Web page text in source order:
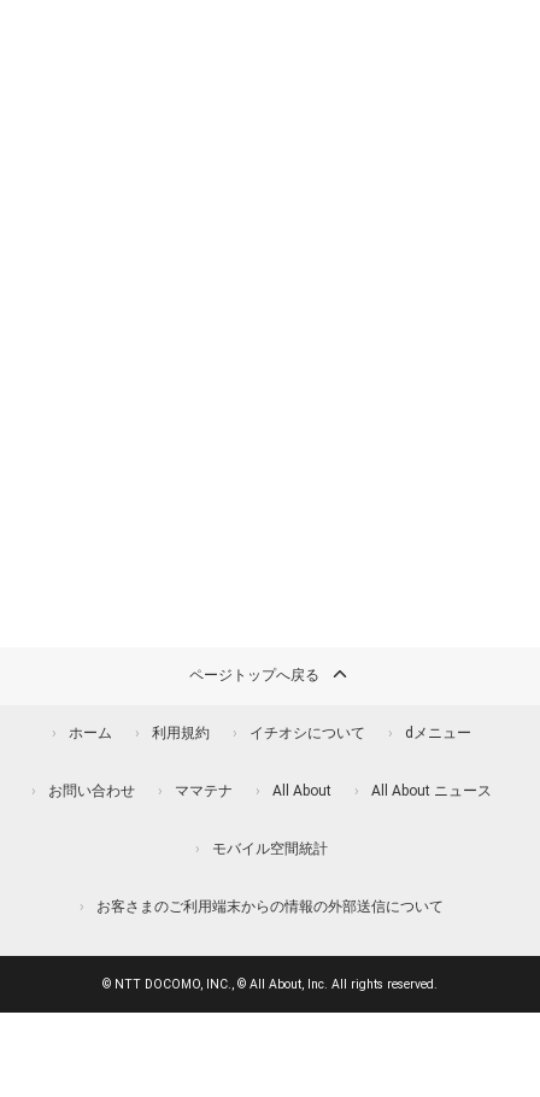
ページトップへ戻る
ホーム 利用規約 イチオシについて dメニュー
お問い合わせ ママテナ All About All About ニュース
モバイル空間統計
お客さまのご利用端末からの情報の外部送信について
© NTT DOCOMO, INC., © All About, Inc. All rights reserved.